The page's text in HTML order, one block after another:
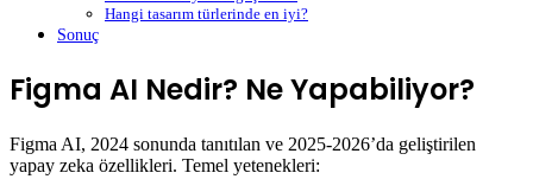
Hangi tasarım türlerinde en iyi?
Sonuç
Figma AI Nedir? Ne Yapabiliyor?
Figma AI, 2024 sonunda tanıtılan ve 2025-2026’da geliştirilen
yapay zeka özellikleri. Temel yetenekleri: